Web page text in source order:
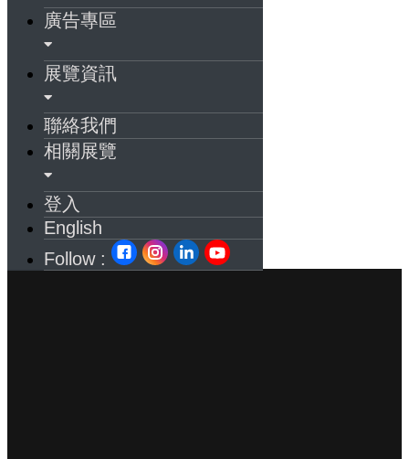
廣告專區
展覽資訊
聯絡我們
相關展覽
登入
English
Follow :